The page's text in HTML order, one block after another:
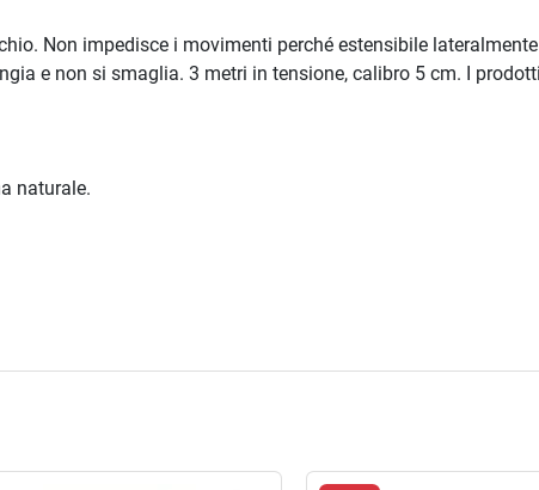
Non impedisce i movimenti perché estensibile
e non si smaglia. 3 metri in tensione, calibro 5 cm. I
naturale.